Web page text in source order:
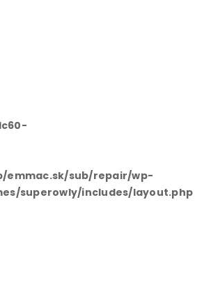
emmac.sk/sub/repair/wp-
superowly/includes/layout.php